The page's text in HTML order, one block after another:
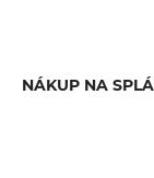
NÁKUP NA